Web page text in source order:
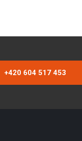
+420 604 517 453